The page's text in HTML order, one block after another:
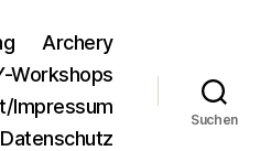
Archery
Workshops
Impressum
Datenschutz
Suchen